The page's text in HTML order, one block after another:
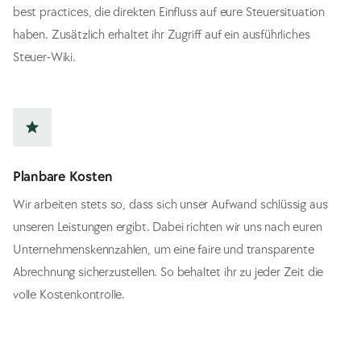
best practices, die direkten Einfluss auf eure Steuersituation
haben. Zusätzlich erhaltet ihr Zugriff auf ein ausführliches
Steuer-Wiki.
star
Planbare Kosten
Wir arbeiten stets so, dass sich unser Aufwand schlüssig aus
unseren Leistungen ergibt. Dabei richten wir uns nach euren
Unternehmenskennzahlen, um eine faire und transparente
Abrechnung sicherzustellen. So behaltet ihr zu jeder Zeit die
volle Kostenkontrolle.